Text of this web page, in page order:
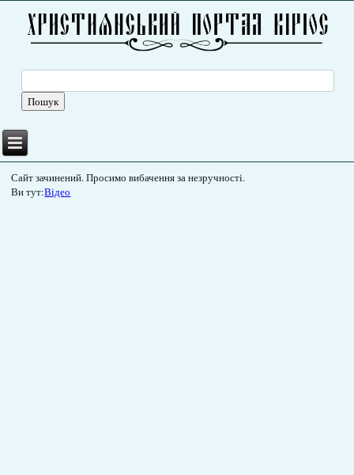
Сайт зачинений. Просимо вибачення за незручності.
Ви тут:Відео